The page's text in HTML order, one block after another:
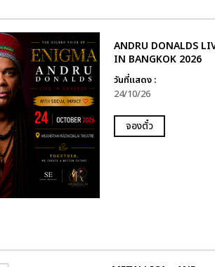
ANDRU DONALDS
IN BANGKOK 2026
วันที่แสดง :
24/10/26
จองตั๋ว